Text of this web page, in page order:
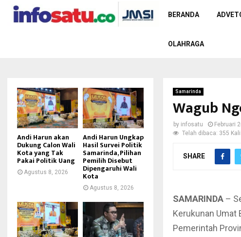
BERANDA
OLAHRAGA
Samarinda
Wagub
by infosatu
Februari
Telah dibaca: 355 Kali
SHARE
SAMARINDA –
Kerukunan Umat
Pemerintah
Andi Harun akan
Dukung Calon Wali
Kota yang Tak
Pakai Politik Uang
Agustus 8, 2026
Andi Harun Ungkap
Hasil Survei Politik
Samarinda, Pilihan
Pemilih Disebut
Dipengaruhi Wali
Kota
Agustus 8, 2026